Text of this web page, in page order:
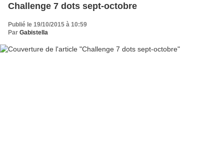
Challenge 7 dots sept-octobre
Publié le 19/10/2015 à 10:59
Par Gabistella